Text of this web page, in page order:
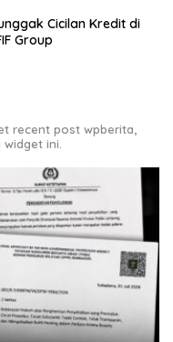
Cicilan Kredit di
Group
recent post wpberita,
widget ini.